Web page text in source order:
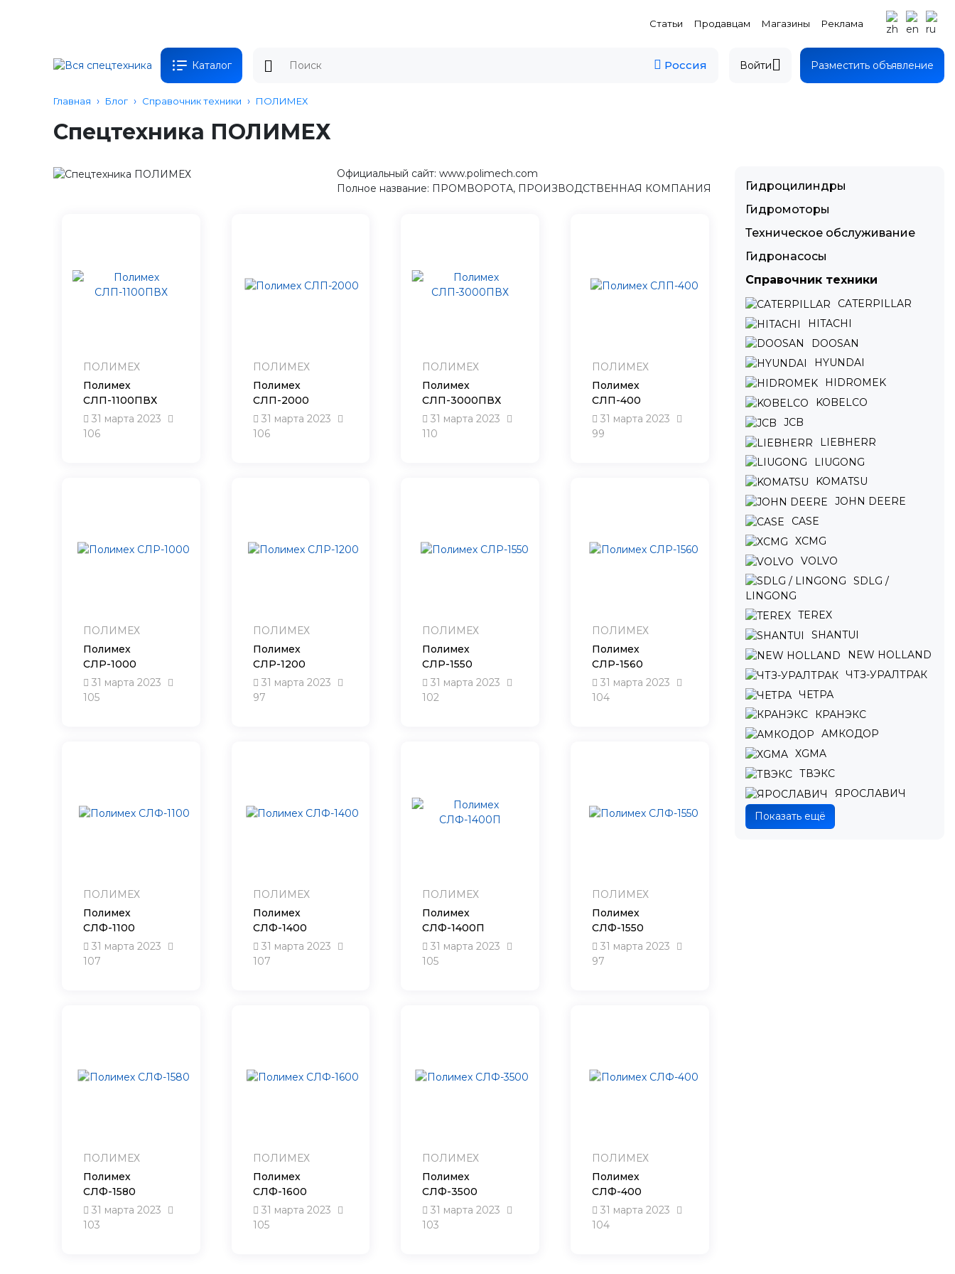
Статьи Продавцам Магазины Реклама
Каталог Россия Войти Разместить объявление
Главная Блог Справочник техники ПОЛИМЕХ
Спецтехника ПОЛИМЕХ
Официальный сайт: www.polimech.com
Полное название: ПРОМВОРОТА, ПРОИЗВОДСТВЕННАЯ КОМПАНИЯ
ПОЛИМЕХ
Полимех
СЛП-1100ПВХ
31 марта 2023
106
ПОЛИМЕХ
Полимех
СЛП-2000
31 марта 2023
106
ПОЛИМЕХ
Полимех
СЛП-3000ПВХ
31 марта 2023
110
ПОЛИМЕХ
Полимех
СЛП-400
31 марта 2023
99
ПОЛИМЕХ
Полимех
СЛР-1000
31 марта 2023
105
ПОЛИМЕХ
Полимех
СЛР-1200
31 марта 2023
97
ПОЛИМЕХ
Полимех
СЛР-1550
31 марта 2023
102
ПОЛИМЕХ
Полимех
СЛР-1560
31 марта 2023
104
ПОЛИМЕХ
Полимех
СЛФ-1100
31 марта 2023
107
ПОЛИМЕХ
Полимех
СЛФ-1400
31 марта 2023
107
ПОЛИМЕХ
Полимех
СЛФ-1400П
31 марта 2023
105
ПОЛИМЕХ
Полимех
СЛФ-1550
31 марта 2023
97
ПОЛИМЕХ
Полимех
СЛФ-1580
31 марта 2023
103
ПОЛИМЕХ
Полимех
СЛФ-1600
31 марта 2023
105
ПОЛИМЕХ
Полимех
СЛФ-3500
31 марта 2023
103
ПОЛИМЕХ
Полимех
СЛФ-400
31 марта 2023
104
Гидроцилиндры
Гидромоторы
Техническое обслуживание
Гидронасосы
Справочник техники
CATERPILLAR
HITACHI
DOOSAN
HYUNDAI
HIDROMEK
KOBELCO
JCB
LIEBHERR
LIUGONG
KOMATSU
JOHN DEERE
CASE
XCMG
VOLVO
SDLG /
LINGONG
TEREX
SHANTUI
NEW HOLLAND
ЧТЗ-УРАЛТРАК
ЧЕТРА
КРАНЭКС
АМКОДОР
XGMA
ТВЭКС
ЯРОСЛАВИЧ
Показать ещё